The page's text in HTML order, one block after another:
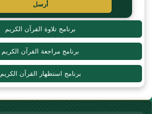
أرسل
برنامج تلاوة القرآن الكريم
برنامج مراجعة القرآن الكريم
برنامج استظهار القرآن الكريم